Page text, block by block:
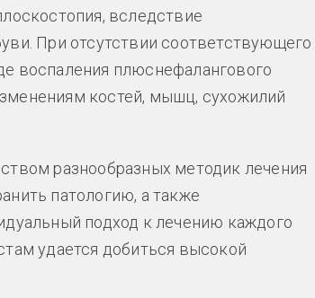
вследствие
При отсутствии соответствующего
воспаления плюснефалангового
костей, мышц, сухожилий
разнообразных методик лечения
патологию, а также
подход к лечению каждого
удается добиться высокой